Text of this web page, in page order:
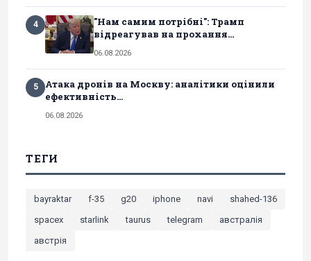
4
"Нам самим потрібні": Трамп
відреагував на прохання...
06.08.2026
5
Атака дронів на Москву: аналітики оцінили
ефективність...
06.08.2026
ТЕГИ
bayraktar f-35 g20 iphone navi
shahed-136
spacex
starlink taurus telegram
австралія
австрія